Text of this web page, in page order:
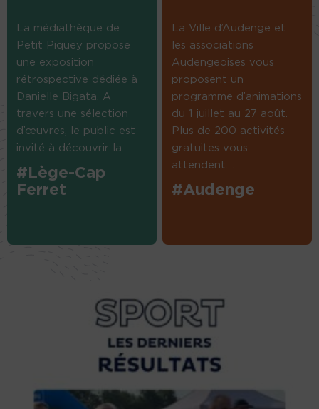
La médiathèque de
Petit Piquey propose
une exposition
rétrospective dédiée à
Danielle Bigata. A
travers une sélection
d’œuvres, le public est
invité à découvrir la...
#Lège-Cap
Ferret
La Ville d’Audenge et
les associations
Audengeoises vous
proposent un
programme d’animations
du 1 juillet au 27 août.
Plus de 200 activités
gratuites vous
attendent....
#Audenge